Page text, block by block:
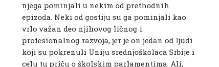
njega pominjali u nekim od prethodnih
epizoda. Neki od gostiju su ga pominjali kao
vrlo važan deo njihovog ličnog i
profesionalnog razvoja, jer je on jedan od ljudi
koji su pokrenuli Uniju srednjoškolaca Srbije i
celu tu priču o školskim parlamentima. Ali,